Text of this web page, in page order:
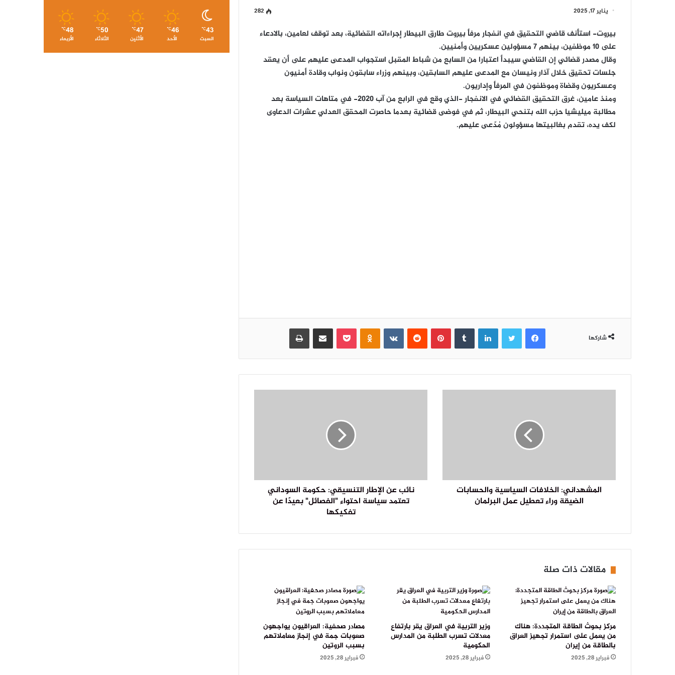
يناير 17, 2025 282
بيروت- استأنف قاضي التحقيق في انفجار مرفأ بيروت طارق البيطار إجراءاته القضائية، بعد توقف لعامين، بالادعاء
على 10 موظفين، بينهم 7 مسؤولين عسكريين وأمنيين.
وقال مصدر قضائي إن القاضي سيبدأ اعتبارا من السابع من شباط المقبل استجواب المدعى عليهم على أن يعقد
جلسات تحقيق خلال آذار ونيسان مع المدعى عليهم السابقين، وبينهم وزراء سابقون ونواب وقادة أمنيون
وعسكريون وقضاة وموظفون في المرفأ وإداريون.
ومنذ عامين، غرق التحقيق القضائي في الانفجار -الذي وقع في الرابع من آب 2020- في متاهات السياسة بعد
مطالبة ميليشيا حزب الله بتنحي البيطار، ثم في فوضى قضائية بعدما حاصرت المحقق العدلي عشرات الدعاوى
لكف يده، تقدم بغالبيتها مسؤولون مُدّعى عليهم.
شاركها
فيسبوك لينكدإن بينتيريست بوكيت مشاركة عبر البريد
المشهداني: الخلافات السياسية والحسابات
الضيقة وراء تعطيل عمل البرلمان
نائب عن الإطار التنسيقي: حكومة السوداني
تعتمد سياسة احتواء "الفصائل" بعيدًا عن
تفكيكها
مقالات ذات صلة
مركز بحوث الطاقة المتجددة: هناك
من يعمل على استمرار تجهيز العراق
بالطاقة من إيران
فبراير 28, 2025
وزير التربية في العراق يقر بارتفاع
معدلات تسرب الطلبة من المدارس
الحكومية
فبراير 28, 2025
مصادر صحفية: العراقيون يواجهون
صعوبات جمة في إنجاز معاملاتهم
بسبب الروتين
فبراير 28, 2025
43
℃
السبت
46
℃
الأحد
47
℃
الأثنين
50
℃
الثلاثاء
48
℃
الأربعاء